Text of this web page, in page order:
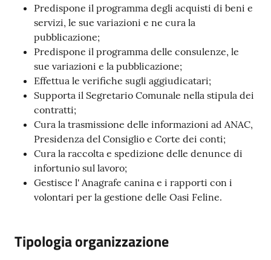
Predispone il programma degli acquisti di beni e
servizi, le sue variazioni e ne cura la
pubblicazione;
Predispone il programma delle consulenze, le
sue variazioni e la pubblicazione;
Effettua le verifiche sugli aggiudicatari;
Supporta il Segretario Comunale nella stipula dei
contratti;
Cura la trasmissione delle informazioni ad ANAC,
Presidenza del Consiglio e Corte dei conti;
Cura la raccolta e spedizione delle denunce di
infortunio sul lavoro;
Gestisce l' Anagrafe canina e i rapporti con i
volontari per la gestione delle Oasi Feline.
Tipologia organizzazione